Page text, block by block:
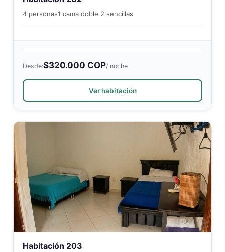
4 personas1 cama doble 2 sencillas
Desde:$320.000 COP/ noche
Ver habitación
Habitación 203